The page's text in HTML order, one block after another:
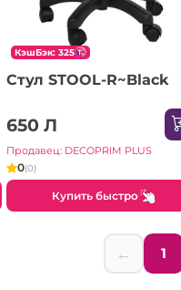
КэшБэк: 325
Стул STOOL-R~Black
650 Л
Продавец: DECOPRIM PLUS
0(0)
Купить быстро
← 1